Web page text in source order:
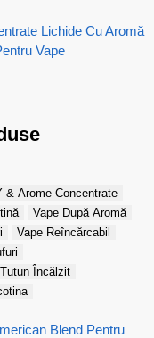
Lichide Cu Aromă
Vape
& Arome Concentrate
Vape După Aromă
Vape Reîncărcabil
Încălzit
Blend Pentru